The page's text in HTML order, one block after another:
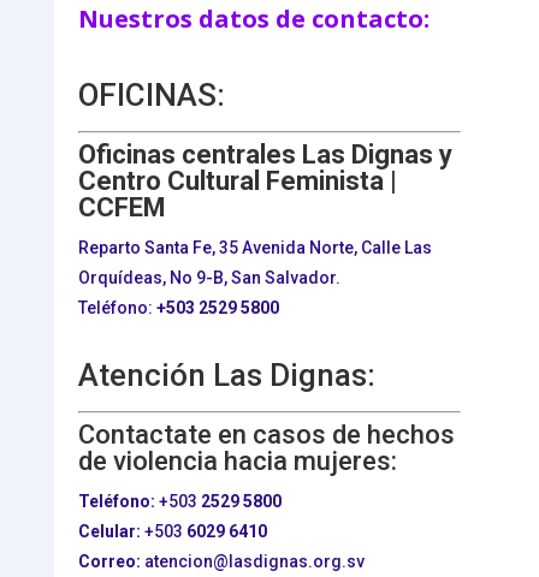
Nuestros datos de contacto:
OFICINAS:
Oficinas centrales Las Dignas y
Centro Cultural Feminista |
CCFEM
Reparto Santa Fe, 35 Avenida Norte, Calle Las
Orquídeas, No 9-B, San Salvador.
Teléfono: +503 2529 5800
Atención Las Dignas:
Contactate en casos de hechos
de violencia hacia mujeres:
Teléfono: +503 2529 5800
Celular: +503 6029 6410
Correo: atencion@lasdignas.org.sv